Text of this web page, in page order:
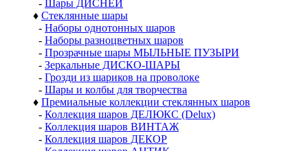
- Шары ДИСНЕЙ
♦ Стеклянные шары
- Наборы однотонных шаров
- Наборы разноцветных шаров
- Прозрачные шары МЫЛЬНЫЕ ПУЗЫРИ
- Зеркальные ДИСКО-ШАРЫ
- Грозди из шариков на проволоке
- Шары и колбы для творчества
♦ Премиальные коллекции стеклянных шаров
- Коллекция шаров ДЕЛЮКС (Delux)
- Коллекция шаров ВИНТАЖ
- Коллекция шаров ДЕКОР